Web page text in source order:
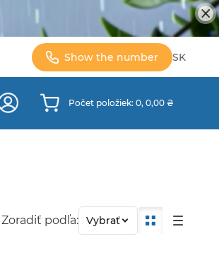
Show the number SK
Počet položiek: 0, 0,00 ₴
Zoradiť podľa: Vybrať